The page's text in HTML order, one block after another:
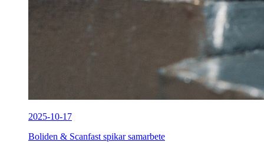
2025-10-17
Boliden & Scanfast spikar samarbete